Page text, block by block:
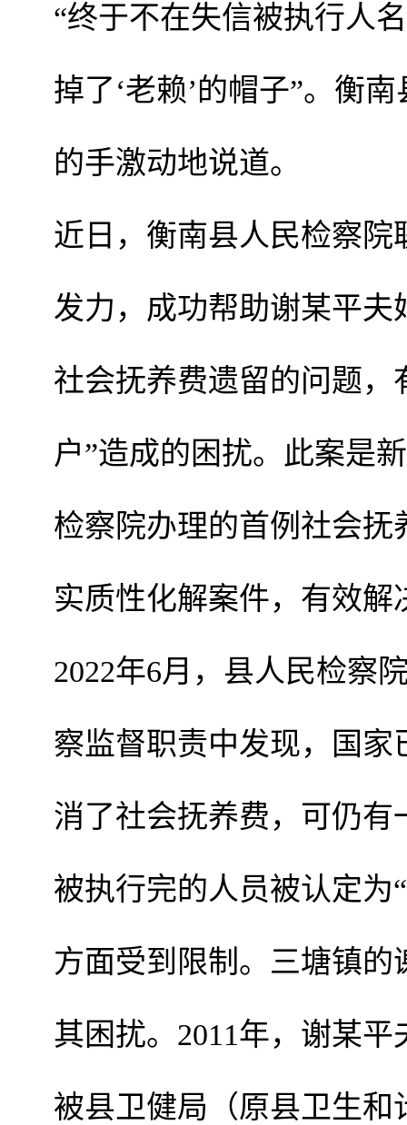
“终于不在失信被执行人
掉了‘老赖’的帽子”。衡
的手激动地说道。
近日，衡南县人民检察
发力，成功帮助谢某平
社会抚养费遗留的问题，
户”造成的困扰。此案是
检察院办理的首例社会
实质性化解案件，有效
2022年6月，县人民检察
察监督职责中发现，国
消了社会抚养费，可仍
被执行完的人员被认定为
方面受到限制。三塘镇
其困扰。 2011年，谢某平
被县卫健局（原县卫生